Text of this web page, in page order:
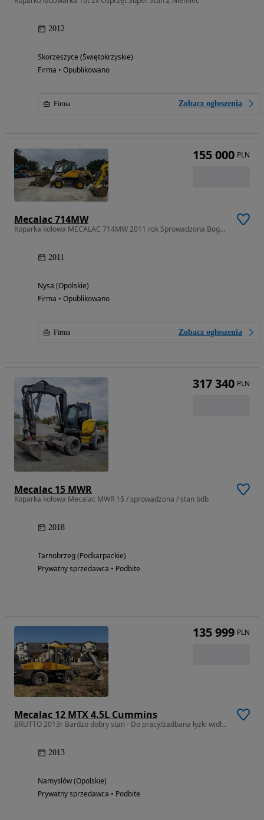
2012
Skorzeszyce (Świętokrzyskie)
Firma • Opublikowano
Firma Zobacz ogłoszenia
Mecalac 714MW
Koparka kołowa MECALAC 714MW 2011 rok Sprowadzona Bogaty Osprzęt
2011
Nysa (Opolskie)
Firma • Opublikowano
Firma Zobacz ogłoszenia
155 000 PLN
Mecalac 15 MWR
Koparka kołowa Mecalac MWR 15 / sprowadzona / stan bdb
2018
Tarnobrzeg (Podkarpackie)
Prywatny sprzedawca • Podbite
317 340 PLN
Mecalac 12 MTX 4.5L Cummins
BRUTTO 2013r Bardzo dobry stan - Do pracy/zadbana łyżki widły MSX MXT
2013
Namysłów (Opolskie)
Prywatny sprzedawca • Podbite
135 999 PLN